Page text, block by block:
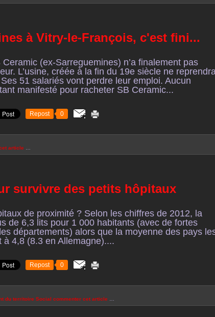
à Vitry-le-François, c'est fini...
(ex-Sarreguemines) n’a finalement pas
L’usine, créée à la fin du 19e siècle ne
51 salariés vont perdre leur emploi. Aucun
manifesté pour racheter SB Ceramic...
Repost 0
article
survivre des petits hôpitaux
de proximité ? Selon les chiffres de 2012, la
de 6,3 lits pour 1 000 habitants (avec de fortes
départements) alors que la moyenne des pays
à 4,8 (8.3 en Allemagne)....
Repost 0
du territoire Social commenter cet article